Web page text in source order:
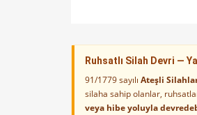
Ruhsatlı Silah Devri —
91/1779 sayılı Ateşli
silaha sahip olanlar,
veya hibe yoluyla